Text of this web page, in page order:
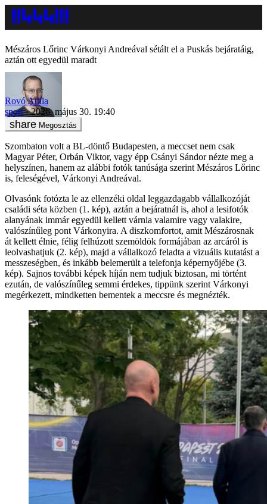
Mészáros Lőrinc Várkonyi Andreával sétált el a Puskás bejáratáig,
aztán ott egyedül maradt
Rovó Attila
sport
2026. május 30. 19:40
Megosztás
Szombaton volt a BL-döntő Budapesten, a meccset nem csak
Magyar Péter, Orbán Viktor, vagy épp Csányi Sándor nézte meg a
helyszínen, hanem az alábbi fotók tanúsága szerint Mészáros Lőrinc
is, feleségével, Várkonyi Andreával.
Olvasónk fotózta le az ellenzéki oldal leggazdagabb vállalkozóját
családi séta közben (1. kép), aztán a bejáratnál is, ahol a lesifotók
alanyának immár egyedül kellett várnia valamire vagy valakire,
valószínűleg pont Várkonyira. A diszkomfortot, amit Mészárosnak
át kellett élnie, félig felhúzott szemöldök formájában az arcáról is
leolvashatjuk (2. kép), majd a vállalkozó feladta a vizuális kutatást a
messzeségben, és inkább belemerült a telefonja képernyőjébe (3.
kép). Sajnos további képek híján nem tudjuk biztosan, mi történt
ezután, de valószínűleg semmi érdekes, tippünk szerint Várkonyi
megérkezett, mindketten bementek a meccsre és megnézték.